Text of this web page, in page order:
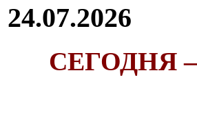
24.07.2026
СЕГОДНЯ